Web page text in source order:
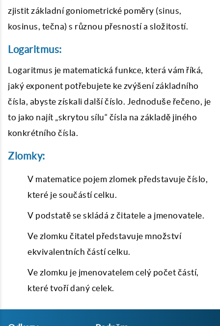
zjistit základní goniometrické poměry (sinus,
kosinus, tečna) s různou přesností a složitostí.
Logaritmus:
Logaritmus je matematická funkce, která vám říká,
jaký exponent potřebujete ke zvýšení základního
čísla, abyste získali další číslo. Jednoduše řečeno, je
to jako najít „skrytou sílu“ čísla na základě jiného
konkrétního čísla.
Zlomky:
V matematice pojem zlomek představuje číslo,
které je součástí celku.
V podstatě se skládá z čitatele a jmenovatele.
Ve zlomku čitatel představuje množství
ekvivalentních částí celku.
Ve zlomku je jmenovatelem celý počet částí,
které tvoří daný celek.